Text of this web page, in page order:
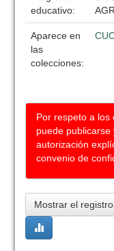
educativo:
Aparece en
las
colecciones:
Por respeto a los
puede
autorización
convenio de
Mostrar el